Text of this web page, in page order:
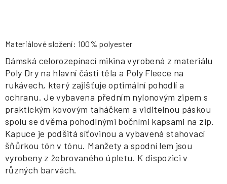
Materiálové složení: 100% polyester
Dámská celorozepínací mikina vyrobená z materiálu
Poly Dry na hlavní části těla a Poly Fleece na
rukávech, který zajišťuje optimální pohodlí a
ochranu. Je vybavena předním nylonovým zipem s
praktickým kovovým taháčkem a viditelnou páskou
spolu se dvěma pohodlnými bočními kapsami na zip.
Kapuce je podšitá síťovinou a vybavená stahovací
šňůrkou tón v tónu. Manžety a spodní lem jsou
vyrobeny z žebrovaného úpletu. K dispozici v
různých barvách.